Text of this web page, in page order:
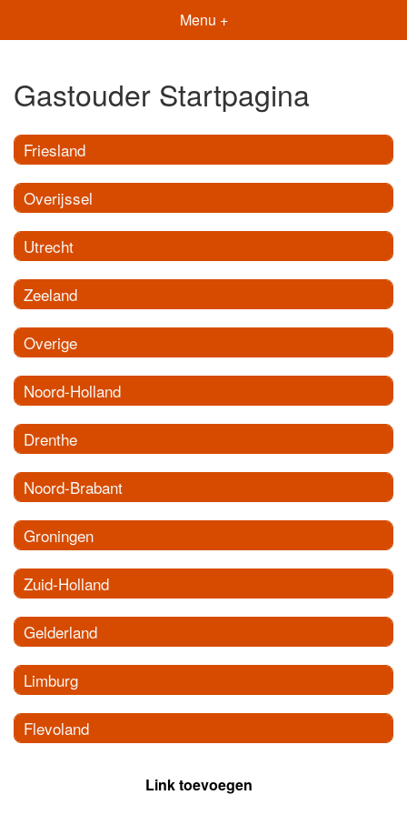
Menu +
Gastouder Startpagina
Friesland
Overijssel
Utrecht
Zeeland
Overige
Noord-Holland
Drenthe
Noord-Brabant
Groningen
Zuid-Holland
Gelderland
Limburg
Flevoland
Link toevoegen